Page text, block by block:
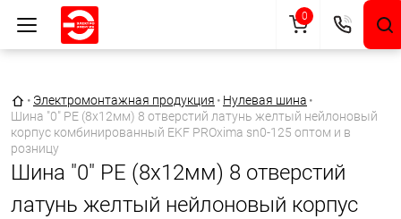
Главная страница
• Электромонтажная продукция • Нулевая шина •
Шина "0" РЕ (8х12мм) 8 отверстий латунь желтый нейлоновый
корпус комбинированный EKF PROxima sn0-125 оптом и в
розницу
Шина "0" РЕ (8х12мм) 8 отверстий
латунь желтый нейлоновый корпус
0